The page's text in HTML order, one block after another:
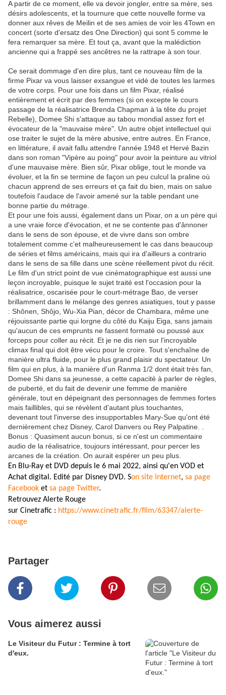
A partir de ce moment, elle va devoir jongler, entre sa mère, ses
désirs adolescents, et la tournure que cette nouvelle forme va
donner aux rêves de Meilin et de ses amies de voir les 4Town en
concert (sorte d'ersatz des One Direction) qui sont 5 comme le
fera remarquer sa mère. Et tout ça, avant que la malédiction
ancienne qui a frappé ses ancêtres ne la rattrape à son tour.
Ce serait dommage d'en dire plus, tant ce nouveau film de la
firme Pixar va vous laisser exsangue et vidé de toutes les larmes
de votre corps. Pour une fois dans un film Pixar, réalisé
entièrement et écrit par des femmes (si on excepte le cours
passage de la réalisatrice Brenda Chapman à la tête du projet
Rebelle), Domee Shi s'attaque au tabou mondial assez fort et
évocateur de la "mauvaise mère". Un autre objet intellectuel qui
ose traiter le sujet de la mère abusive, entre autres. En France,
en littérature, il avait fallu attendre l'année 1948 et Hervé Bazin
dans son roman "Vipère au poing" pour avoir la peinture au vitriol
d'une mauvaise mère. Bien sûr, Pixar oblige, tout le monde va
évoluer, et la fin se termine de façon un peu culcul la praline où
chacun apprend de ses erreurs et ça fait du bien, mais on salue
toutefois l'audace de l'avoir amené sur la table pendant une
bonne partie du métrage.
Et pour une fois aussi, également dans un Pixar, on a un père qui
a une vraie force d'évocation, et ne se contente pas d'ânnoner
dans le sens de son épouse, et de vivre dans son ombre
totalement comme c'et malheureusement le cas dans beaucoup
de séries et films américains, mais qui ira d'ailleurs a contrario
dans le sens de sa fille dans une scène réellement pivot du récit.
Le film d'un strict point de vue cinématographique est aussi une
leçon incroyable, puisque le sujet traité est l'occasion pour la
réalisatrice, oscarisée pour le court-métrage Bao, de verser
brillamment dans le mélange des genres asiatiques, tout y passe
: Shônen, Shôjo, Wu-Xia Pian, décor de Chambara, même une
réjouissante partie qui lorgne du côté du Kaiju Eiga, sans jamais
qu'aucun de ces emprunts ne fassent formaté ou poussé aux
forceps pour coller au récit. Et je ne dis rien sur l'incroyable
climax final qui doit être vécu pour le croire. Tout s'enchaîne de
manière ultra fluide, pour le plus grand plaisir du spectateur. Un
film qui en plus, à la manière d'un Ranma 1/2 dont était très fan,
Domee Shi dans sa jeunesse, a cette capacité à parler de règles,
de puberté, et du fait de devenir une femme de manière
générale, tout en dépeignant des personnages de femmes fortes
mais faillibles, qui se révèlent d'autant plus touchantes,
devenant tout l'inverse des insupportables Mary-Sue qu'ont été
dernièrement chez Disney, Carol Danvers ou Rey Palpatine. .
Bonus : Quasiment aucun bonus, si ce n'est un commentaire
audio de la réalisatrice, toujours intéressant, pour percer les
arcanes de la création. On aurait espérer un peu plus.
En Blu-Ray et DVD depuis le 6 mai 2022, ainsi qu'en VOD et
Achat digital. Edité par Disney DVD. Son site Internet, sa page
Facebook et sa page Twitter.
Retrouvez Alerte Rouge
sur Cinetrafic : https://www.cinetrafic.fr/film/63347/alerte-
rouge
Partager
Vous aimerez aussi
Le Visiteur du Futur : Termine à tort
d'eux.